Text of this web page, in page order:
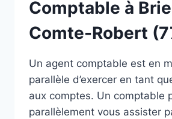
Comptable à
Comte-Robert
Un agent comptable est en
parallèle d’exercer en tant
aux comptes. Un comptable
parallèlement vous assister